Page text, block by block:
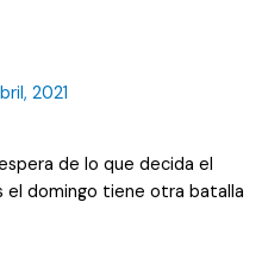
2021
de lo que decida el
domingo tiene otra batalla